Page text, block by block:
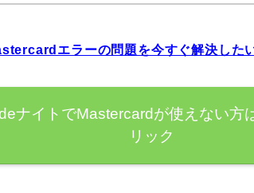
エラーの問題を今すぐ解決した
ナイトでMastercardが使えない方
リック